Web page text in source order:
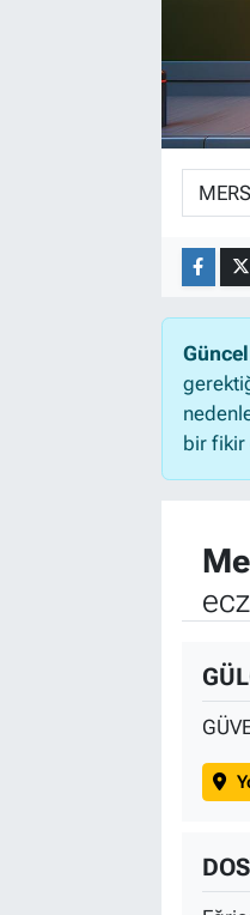
bir fikir